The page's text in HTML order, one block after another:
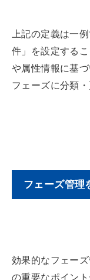
上記の定義は一
件」を設定する
や属性情報に基
フェーズに分類
フェーズ管理
効果的なフェー
の重要なポイント